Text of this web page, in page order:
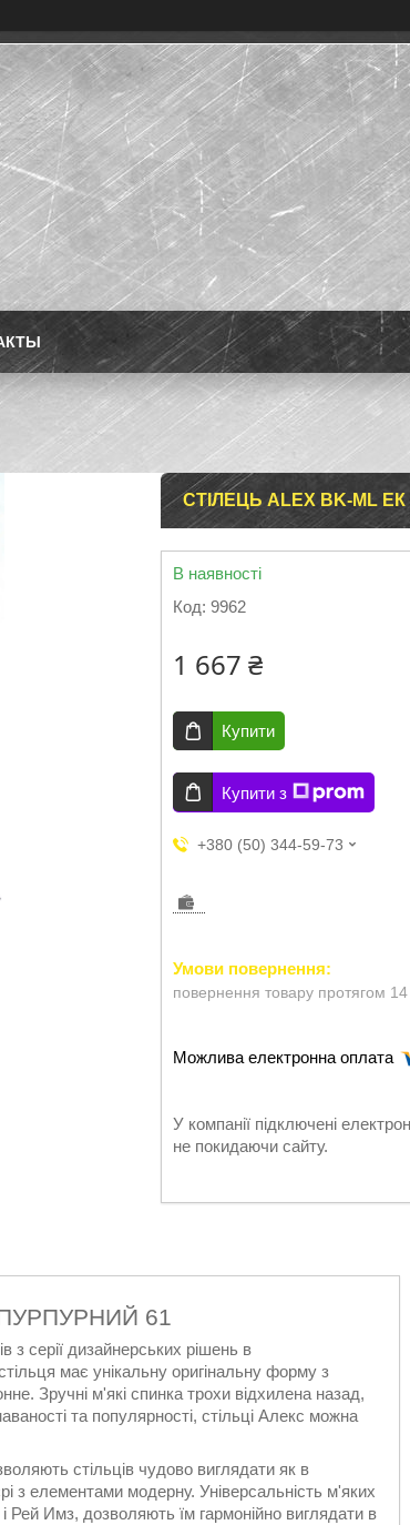
СТІЛЕЦЬ ALEX BK-ML
В наявності
Код: 9962
1 667 ₴
Купити
Купити з
+380 (50) 344-59-73
повернення товару протягом 14
У компанії підключені
не покидаючи сайту.
61
серії дизайнерських рішень в
має унікальну оригінальну форму з
Зручні м'які спинка трохи відхилена назад,
та популярності, стільці Алекс можна
стільців чудово виглядати як в
з елементами модерну. Універсальність м'яких
Рей Имз, дозволяють їм гармонійно виглядати в